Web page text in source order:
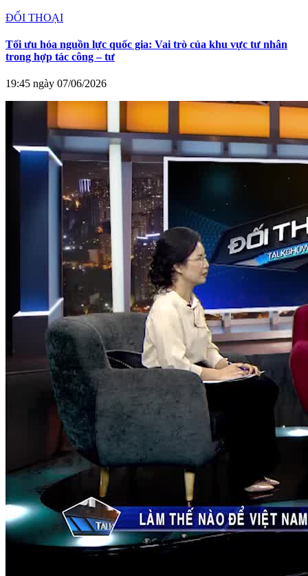
ĐỐI THOẠI
Tối ưu hóa nguồn lực quốc gia: Vai trò của khu vực tư nhân
trong hợp tác công – tư
19:45 ngày 07/06/2026